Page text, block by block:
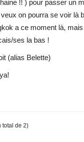
!! ) pour passer un
on pourra se voir là
a ce moment là,
ses la bas !
(alias Belette)
total de 2)